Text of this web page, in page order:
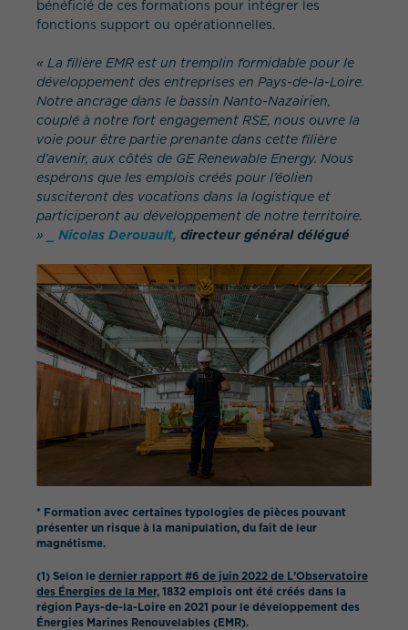
bénéficié de ces formations pour intégrer les
fonctions support ou opérationnelles.
« La filière EMR est un tremplin formidable pour le
développement des entreprises en Pays-de-la-Loire.
Notre ancrage dans le bassin Nanto-Nazairien,
couplé à notre fort engagement RSE, nous ouvre la
voie pour être partie prenante dans cette filière
d’avenir, aux côtés de GE Renewable Energy. Nous
espérons que les emplois créés pour l’éolien
susciteront des vocations dans la logistique et
participeront au développement de notre territoire.
»
_ Nicolas Derouault, directeur général délégué
* Formation avec certaines typologies de pièces pouvant
présenter un risque à la manipulation, du fait de leur
magnétisme.
(1) Selon ledernier rapport #6 de juin 2022 de L’Observatoire
des Énergies de la Mer,1832 emplois ont été créés dans la
région Pays-de-la-Loire en 2021 pour le développement des
Énergies Marines Renouvelables (EMR).